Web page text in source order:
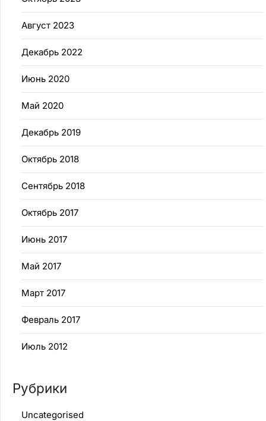
Август 2023
Декабрь 2022
Июнь 2020
Май 2020
Декабрь 2019
Октябрь 2018
Сентябрь 2018
Октябрь 2017
Июнь 2017
Май 2017
Март 2017
Февраль 2017
Июль 2012
Рубрики
Uncategorised